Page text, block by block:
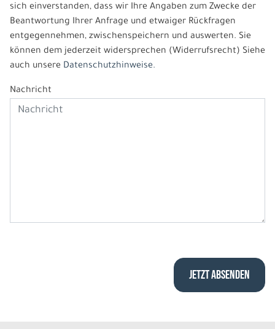
sich einverstanden, dass wir Ihre Angaben zum Zwecke der
Beantwortung Ihrer Anfrage und etwaiger Rückfragen
entgegennehmen, zwischenspeichern und auswerten. Sie
können dem jederzeit widersprechen (Widerrufsrecht) Siehe
auch unsere Datenschutzhinweise.
Nachricht